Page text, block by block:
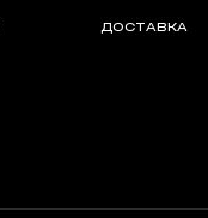
ДОСТАВКА